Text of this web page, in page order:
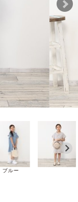
ブルー